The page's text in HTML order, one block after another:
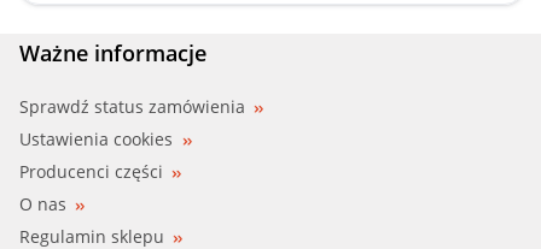
GAC
GEELY
GREAT WALL
HAVAL
HONDA
BBR (001-10-22293)
BBR (001-10-22294)
BBR (001-10-23895)
Ważne informacje
Sprawdź status zamówienia
Ustawienia cookies
Producenci części
O nas
Regulamin sklepu